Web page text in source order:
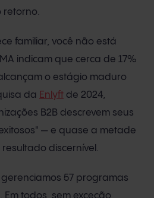
retorno.
familiar, você não está
indicam que cerca de 17%
o estágio maduro
da Enlyft de 2024,
B2B descrevem seus
— e quase a metade
discernível.
gerenciamos 57 programas
Em todos, sem exceção,